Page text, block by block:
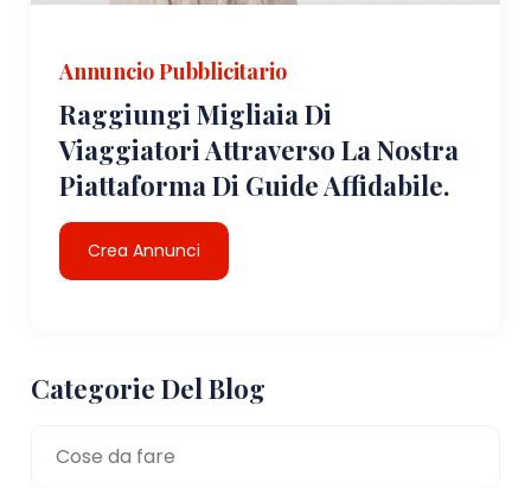
Annuncio Pubblicitario
Raggiungi Migliaia Di
Viaggiatori Attraverso La Nostra
Piattaforma Di Guide Affidabile.
Crea Annunci
Categorie Del Blog
Cose da fare